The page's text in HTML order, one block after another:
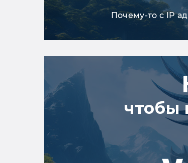
Почему-то с IP
чтобы